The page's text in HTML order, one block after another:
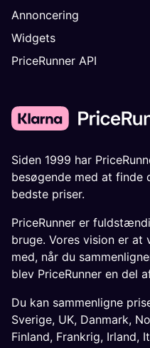
Annoncering
Widgets
PriceRunner API
Siden 1999 har
besøgende med at
bedste priser.
PriceRunner er
bruge. Vores vision er
med, når du
blev PriceRunner en del
Du kan sammenligne
Sverige, UK, Danmark,
Finland, Frankrig, Irland,